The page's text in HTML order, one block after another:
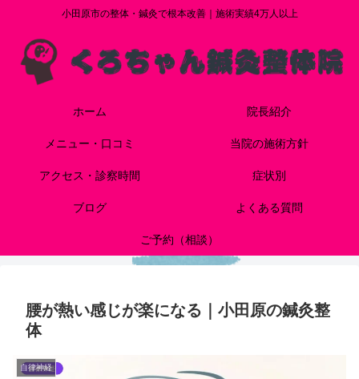
小田原市の整体・鍼灸で根本改善｜施術実績4万人以上
ホーム 院長紹介
メニュー・口コミ 当院の施術方針
アクセス・診察時間 症状別
ブログ よくある質問
ご予約（相談）
腰が熱い感じが楽になる｜小田原の鍼灸整
体
自律神経